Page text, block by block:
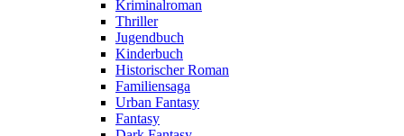
Kriminalroman
Thriller
Jugendbuch
Kinderbuch
Historischer Roman
Familiensaga
Urban Fantasy
Fantasy